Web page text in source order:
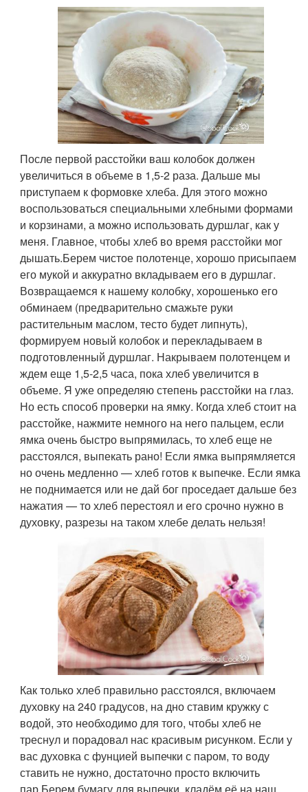
После первой расстойки ваш колобок должен
увеличиться в объеме в 1,5-2 раза. Дальше мы
приступаем к формовке хлеба. Для этого можно
воспользоваться специальными хлебными формами
и корзинами, а можно использовать дуршлаг, как у
меня. Главное, чтобы хлеб во время расстойки мог
дышать.Берем чистое полотенце, хорошо присыпаем
его мукой и аккуратно вкладываем его в дуршлаг.
Возвращаемся к нашему колобку, хорошенько его
обминаем (предварительно смажьте руки
растительным маслом, тесто будет липнуть),
формируем новый колобок и перекладываем в
подготовленный дуршлаг. Накрываем полотенцем и
ждем еще 1,5-2,5 часа, пока хлеб увеличится в
объеме. Я уже определяю степень расстойки на глаз.
Но есть способ проверки на ямку. Когда хлеб стоит на
расстойке, нажмите немного на него пальцем, если
ямка очень быстро выпрямилась, то хлеб еще не
расстоялся, выпекать рано! Если ямка выпрямляется
но очень медленно — хлеб готов к выпечке. Если ямка
не поднимается или не дай бог проседает дальше без
нажатия — то хлеб перестоял и его срочно нужно в
духовку, разрезы на таком хлебе делать нельзя!
Как только хлеб правильно расстоялся, включаем
духовку на 240 градусов, на дно ставим кружку с
водой, это необходимо для того, чтобы хлеб не
треснул и порадовал нас красивым рисунком. Если у
вас духовка с фунцией выпечки с паром, то воду
ставить не нужно, достаточно просто включить